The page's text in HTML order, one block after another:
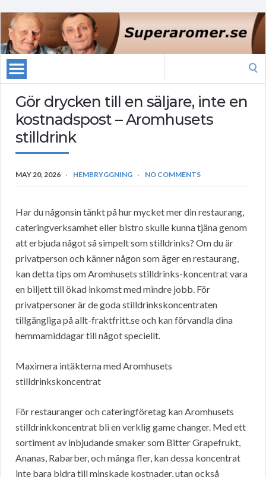
Gör drycken till en säljare, inte en
kostnadspost – Aromhusets
stilldrink
MAY 20, 2026 HEMBRYGGNING NO COMMENTS
Har du någonsin tänkt på hur mycket mer din restaurang,
cateringverksamhet eller bistro skulle kunna tjäna genom
att erbjuda något så simpelt som stilldrinks? Om du är
privatperson och känner någon som äger en restaurang,
kan detta tips om Aromhusets stilldrinks-koncentrat vara
en biljett till ökad inkomst med mindre jobb. För
privatpersoner är de goda stilldrinkskoncentraten
tillgängliga på allt-fraktfritt.se och kan förvandla dina
hemmamiddagar till något speciellt.
Maximera intäkterna med Aromhusets
stilldrinkskoncentrat
För restauranger och cateringföretag kan Aromhusets
stilldrinkkoncentrat bli en verklig game changer. Med ett
sortiment av inbjudande smaker som Bitter Grapefrukt,
Ananas, Rabarber, och många fler, kan dessa koncentrat
inte bara bidra till minskade kostnader, utan också